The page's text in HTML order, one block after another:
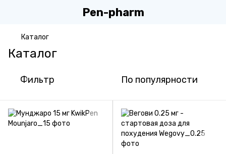
Pen-pharm
Каталог
Каталог
Фильтр По популярности